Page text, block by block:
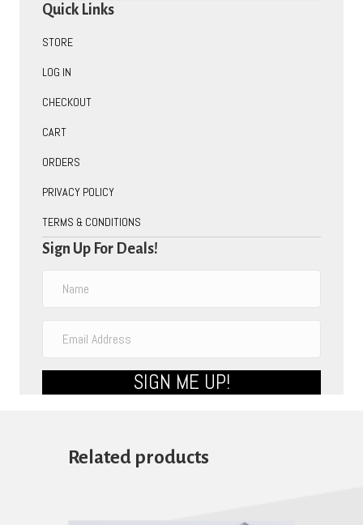
Quick Links
STORE
LOG IN
CHECKOUT
CART
ORDERS
PRIVACY POLICY
TERMS & CONDITIONS
Sign Up For Deals!
SIGN ME UP!
Related products